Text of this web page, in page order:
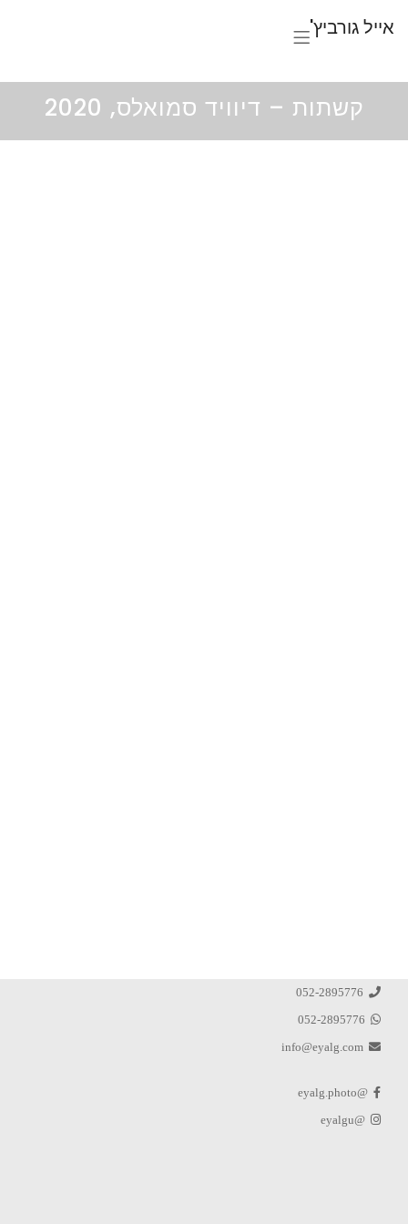
אייל גורביץ'
קשתות – דיוויד סמואלס, 2020
052-2895776
052-2895776
info@eyalg.com
@eyalg.photo
@eyalgu